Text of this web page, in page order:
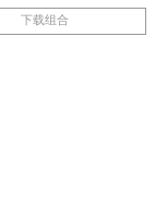
下载组合